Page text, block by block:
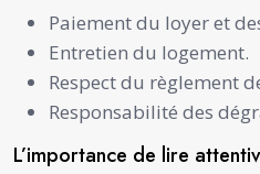
Paiement du loyer et
Entretien du logement.
Respect du règlement
Responsabilité des
L’importance de lire